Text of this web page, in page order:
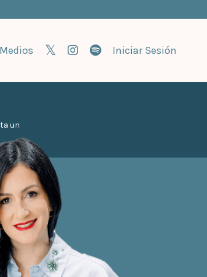
Medios Iniciar Sesión
un